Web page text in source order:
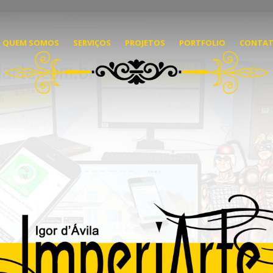
QUEM SOMOS SERVIÇOS PROJETOS PORTFOLIO